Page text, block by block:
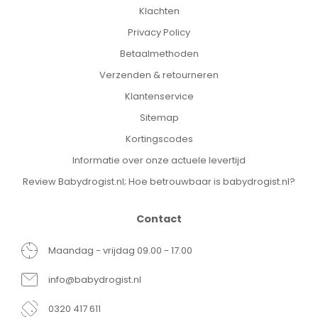
Klachten
Privacy Policy
Betaalmethoden
Verzenden & retourneren
Klantenservice
Sitemap
Kortingscodes
Informatie over onze actuele levertijd
Review Babydrogist.nl; Hoe betrouwbaar is babydrogist.nl?
Contact
Maandag - vrijdag 09.00 - 17.00
info@babydrogist.nl
0320 417 611